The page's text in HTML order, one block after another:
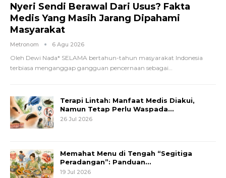
Nyeri Sendi Berawal Dari Usus? Fakta
Medis Yang Masih Jarang Dipahami
Masyarakat
Metronom 6 Agu 2026
Oleh Dewi Nada* SELAMA bertahun-tahun masyarakat Indonesia
terbiasa menganggap gangguan pencernaan sebagai
Terapi Lintah: Manfaat Medis Diakui,
Namun Tetap Perlu Waspada…
26 Jul 2026
Memahat Menu di Tengah “Segitiga
Peradangan”: Panduan…
19 Jul 2026